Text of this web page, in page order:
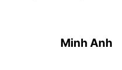
Minh Anh